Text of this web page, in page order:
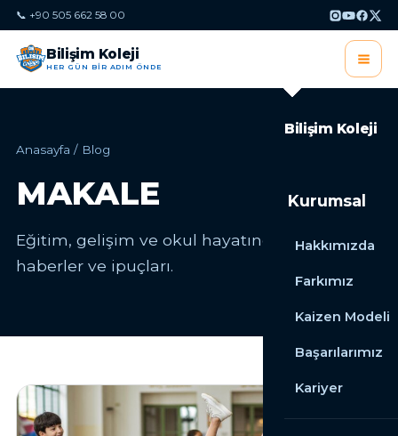
📞 +90 505 662 58 00
Bilişim Koleji
HER GÜN BİR ADIM ÖNDE
Bilişim Koleji
Kurumsal
Hakkımızda
Farkımız
Kaizen Modeli
Başarılarımız
Kariyer
Anasayfa / Blog
MAKALE
Eğitim, gelişim ve okul hayatından yazılar,
haberler ve ipuçları.